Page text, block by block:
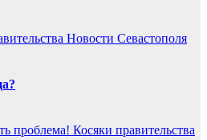
Новости Севастополя
проблема! Косяки правительства